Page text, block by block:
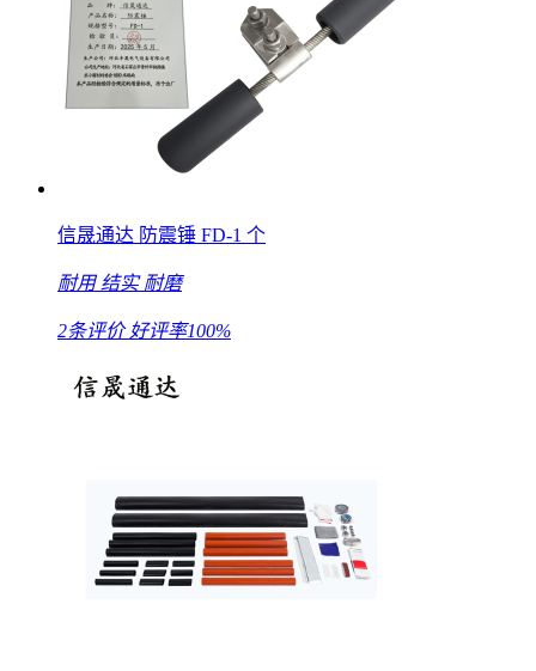
信晟通达 防震锤 FD-1 个
耐用 结实 耐磨
2条评价 好评率100%